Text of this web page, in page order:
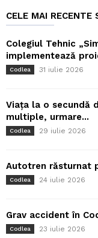
CELE MAI RECENTE
Colegiul Tehnic
implementează
Codlea 31 iulie 2026
Viața la o secundă
multiple, urmare...
Codlea 29 iulie 2026
Autotren răsturnat
Codlea 24 iulie 2026
Grav accident în
Codlea 23 iulie 2026